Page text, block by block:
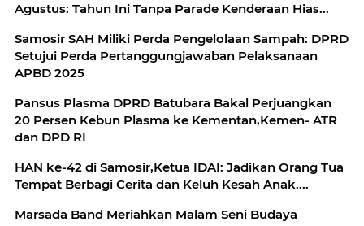
Agustus: Tahun Ini Tanpa Parade Kenderaan Hias...
Samosir SAH Miliki Perda Pengelolaan Sampah: DPRD
Setujui Perda Pertanggungjawaban Pelaksanaan
APBD 2025
Pansus Plasma DPRD Batubara Bakal Perjuangkan
20 Persen Kebun Plasma ke Kementan,Kemen- ATR
dan DPD RI
HAN ke-42 di Samosir,Ketua IDAI: Jadikan Orang Tua
Tempat Berbagi Cerita dan Keluh Kesah Anak....
Marsada Band Meriahkan Malam Seni Budaya